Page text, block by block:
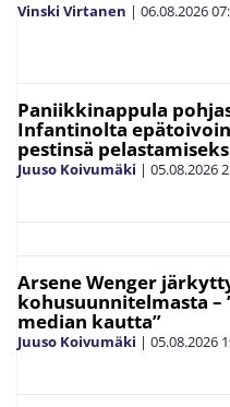
Vinski Virtanen | 06.08.2026
Paniikkinappula
Infantinolta
pestinsä
Juuso Koivumäki | 05.08.2026
Arsene Wenger
kohusuunnitelmasta –
median kautta”
Juuso Koivumäki | 05.08.2026